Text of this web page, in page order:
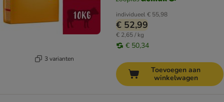
3 varianten
individueel€ 55,98
€ 52,99
€ 2,65 / kg
€ 50,34
Toevoegen aan
winkelwagen